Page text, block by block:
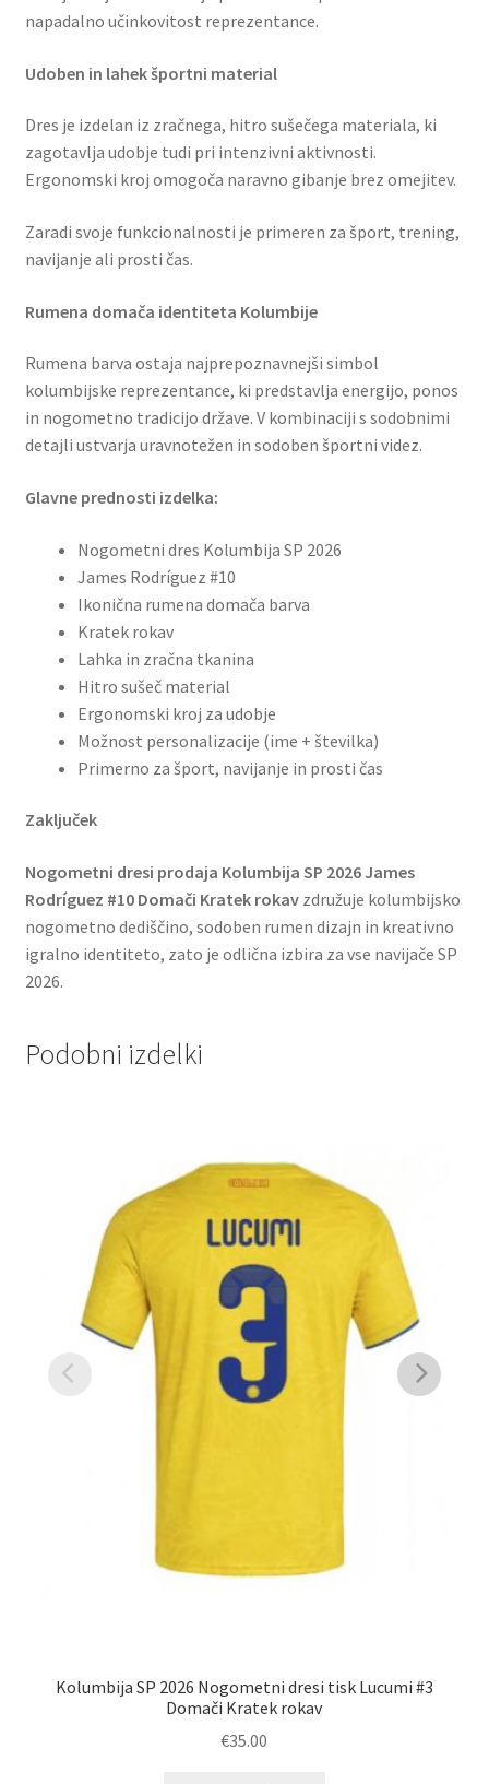
napadalno učinkovitost reprezentance.
Udoben in lahek športni material
Dres je izdelan iz zračnega, hitro sušečega materiala, ki
zagotavlja udobje tudi pri intenzivni aktivnosti.
Ergonomski kroj omogoča naravno gibanje brez omejitev.
Zaradi svoje funkcionalnosti je primeren za šport, trening,
navijanje ali prosti čas.
Rumena domača identiteta Kolumbije
Rumena barva ostaja najprepoznavnejši simbol
kolumbijske reprezentance, ki predstavlja energijo, ponos
in nogometno tradicijo države. V kombinaciji s sodobnimi
detajli ustvarja uravnotežen in sodoben športni videz.
Glavne prednosti izdelka:
Nogometni dres Kolumbija SP 2026
James Rodríguez #10
Ikonična rumena domača barva
Kratek rokav
Lahka in zračna tkanina
Hitro sušeč material
Ergonomski kroj za udobje
Možnost personalizacije (ime + številka)
Primerno za šport, navijanje in prosti čas
Zaključek
Nogometni dresi prodaja Kolumbija SP 2026 James
Rodríguez #10 Domači Kratek rokavzdružuje kolumbijsko
nogometno dediščino, sodoben rumen dizajn in kreativno
igralno identiteto, zato je odlična izbira za vse navijače SP
2026.
Podobni izdelki
Kolumbija SP 2026 Nogometni dresi tisk Lucumi #3
Domači Kratek rokav
€35.00